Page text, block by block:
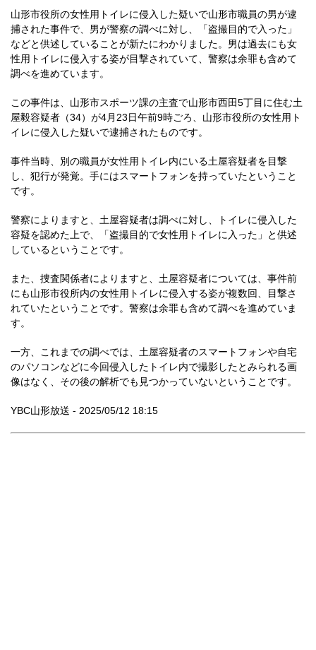
山形市役所の女性用トイレに侵入した疑いで山形市職員の男が逮
捕された事件で、男が警察の調べに対し、「盗撮目的で入った」
などと供述していることが新たにわかりました。男は過去にも女
性用トイレに侵入する姿が目撃されていて、警察は余罪も含めて
調べを進めています。
この事件は、山形市スポーツ課の主査で山形市西田5丁目に住む土
屋毅容疑者（34）が4月23日午前9時ごろ、山形市役所の女性用ト
イレに侵入した疑いで逮捕されたものです。
事件当時、別の職員が女性用トイレ内にいる土屋容疑者を目撃
し、犯行が発覚。手にはスマートフォンを持っていたということ
です。
警察によりますと、土屋容疑者は調べに対し、トイレに侵入した
容疑を認めた上で、「盗撮目的で女性用トイレに入った」と供述
しているということです。
また、捜査関係者によりますと、土屋容疑者については、事件前
にも山形市役所内の女性用トイレに侵入する姿が複数回、目撃さ
れていたということです。警察は余罪も含めて調べを進めていま
す。
一方、これまでの調べでは、土屋容疑者のスマートフォンや自宅
のパソコンなどに今回侵入したトイレ内で撮影したとみられる画
像はなく、その後の解析でも見つかっていないということです。
YBC山形放送 - 2025/05/12 18:15